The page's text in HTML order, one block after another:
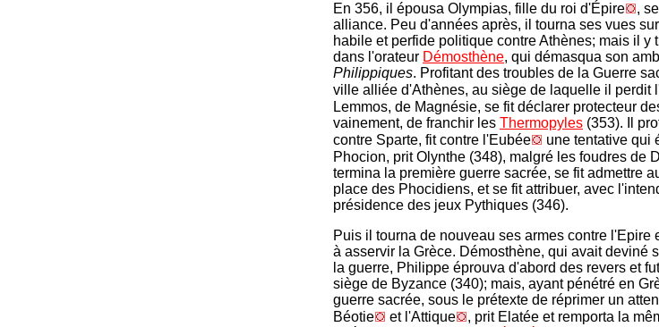
En 356, il épousa Olympias, fille du roi d'Épire
,
alliance. Peu d'années après, il tourna ses vues
habile et perfide politique contre Athènes; mais il y
dans l'orateur Démosthène, qui démasqua son
Philippiques. Profitant des troubles de la Guerre
ville alliée d'Athènes, au siège de laquelle il perdit
Lemmos, de Magnésie, se fit déclarer protecteur
vainement, de franchir les Thermopyles (353). Il
contre Sparte, fit contre l'Eubée
une tentative qui
Phocion, prit Olynthe (348), malgré les foudres de
termina la première guerre sacrée, se fit admettre
place des Phocidiens, et se fit attribuer, avec
présidence des jeux Pythiques (346).
Puis il tourna de nouveau ses armes contre l'Epire
à asservir la Grèce. Démosthène, qui avait deviné
la guerre, Philippe éprouva d'abord des revers et
siège de Byzance (340); mais, ayant pénétré en
guerre sacrée, sous le prétexte de réprimer un
Béotie
et l'Attique
, prit Elatée et remporta la